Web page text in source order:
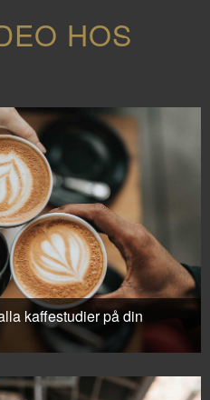
HOS
kaffestudier på din